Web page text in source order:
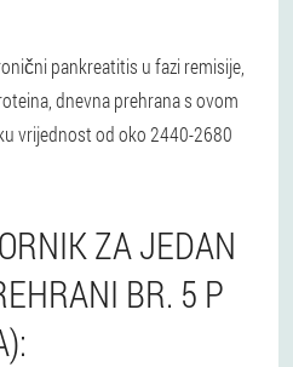
pankreatitis u fazi remisije,
dnevna prehrana s ovom
vrijednost od oko 2440-2680
ZA JEDAN
BR. 5 P